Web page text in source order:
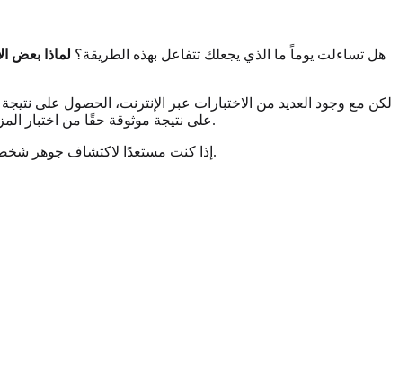
هل تساءلت يوماً ما الذي يجعلك تتفاعل بهذه الطريقة؟ لماذا بعض
لكن مع وجود العديد من الاختبارات عبر الإنترنت، الحصول على
على نتيجة موثوقة حقًا من اختبار المزاج عبر الإنترنت. سنستعرض الأساسيات، ونقدم لك عملية خطوة بخطوة، بالإضافة إلى نصائح احترافية لضمان أن تعكس نتائجك ذاتك الحقيقية.
إذا كنت مستعدًا لاكتشاف جوهر باختبار مجاني وشامل صُمم ليعطيك نتائج واضحة وقابلة للتنفيذ.